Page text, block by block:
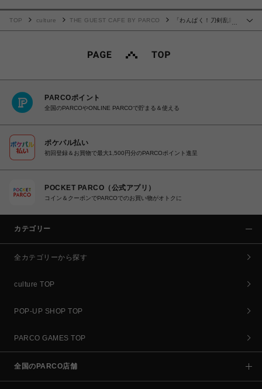
TOP culture THE GUEST CAFE BY PARCO
「わんぱく！刀剣乱舞
PARCOポイント
全国のPARCOやONLINE PARCOで貯まる＆使える
ポケパル払い
初回登録＆お買物で最大1,500円分のPARCOポイント進呈
POCKET PARCO（公式アプリ）
コイン＆クーポンでPARCOでのお買い物がオトクに
カテゴリー
全カテゴリーから探す
culture TOP
POP-UP SHOP TOP
PARCO GAMES TOP
全国のPARCO店舗